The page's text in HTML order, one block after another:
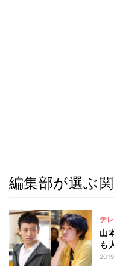
編集部が選ぶ
テ
山
も